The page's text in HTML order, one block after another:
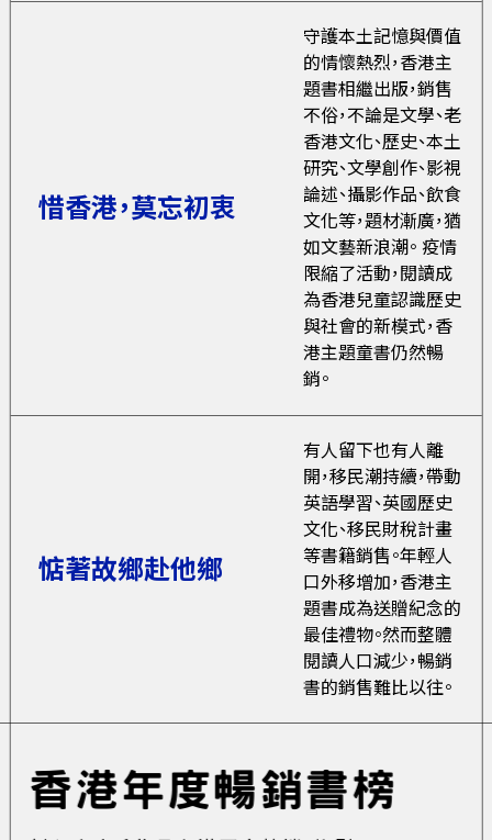
惜香港，莫忘初衷
守護本土記憶與價值
的情懷熱烈，香港主
題書相繼出版，銷售
不俗，不論是文學、老
香港文化、歷史、本土
研究、文學創作、影視
論述、攝影作品、飲食
文化等，題材漸廣，猶
如文藝新浪潮。 疫情
限縮了活動，閱讀成
為香港兒童認識歷史
與社會的新模式，香
港主題童書仍然暢
銷。
惦著故鄉赴他鄉
有人留下也有人離
開，移民潮持續，帶動
英語學習、英國歷史
文化、移民財稅計畫
等書籍銷售。年輕人
口外移增加，香港主
題書成為送贈紀念的
最佳禮物。然而整體
閱讀人口減少，暢銷
書的銷售難比以往。
香港年度暢銷書榜